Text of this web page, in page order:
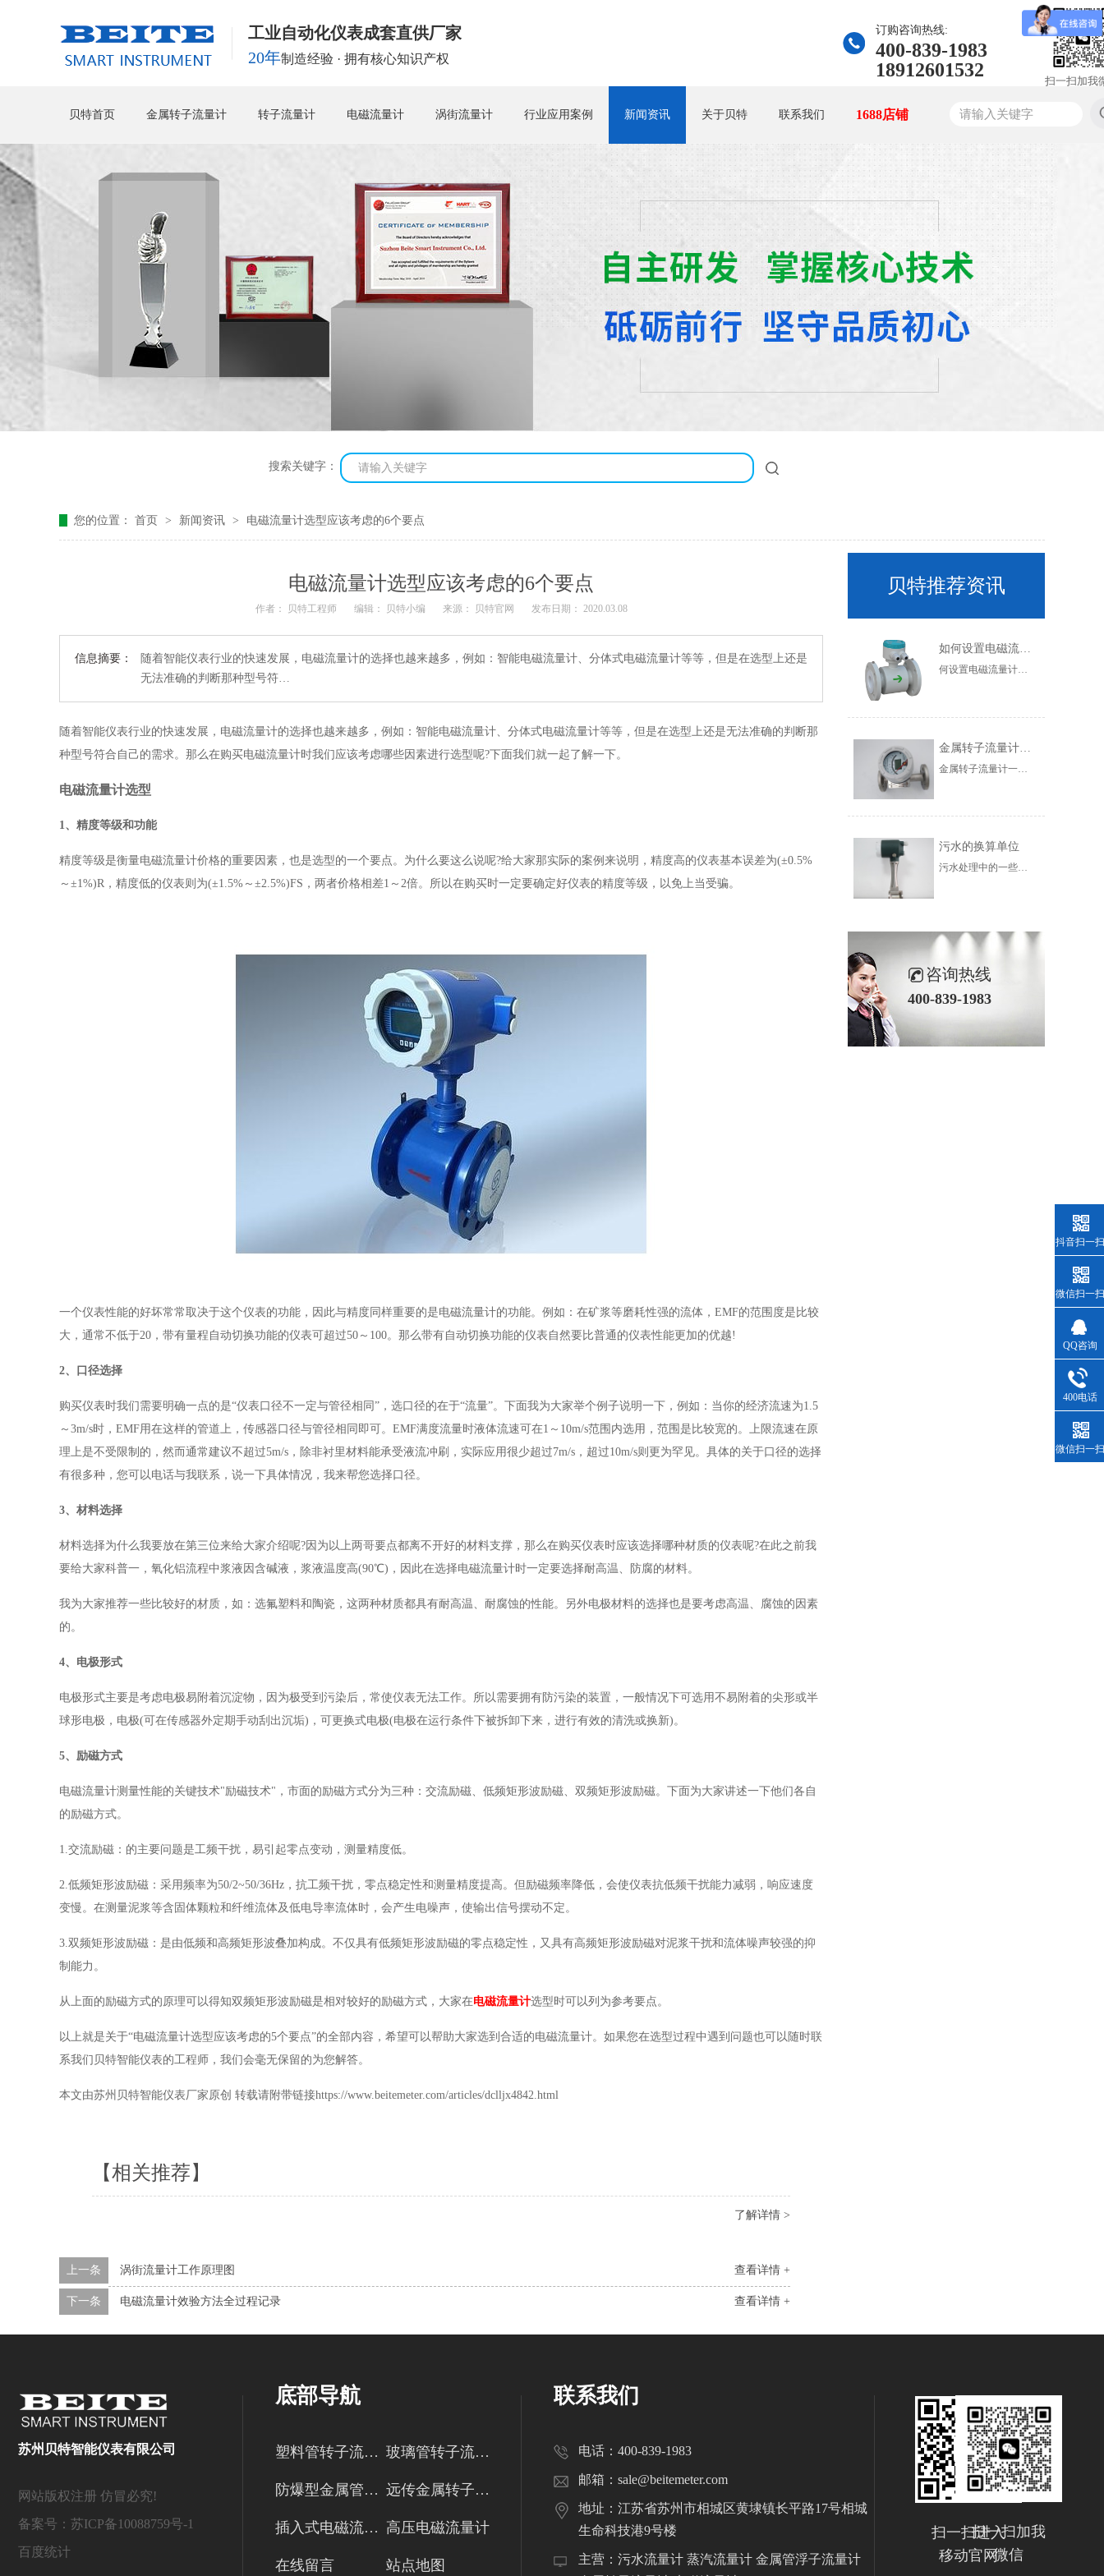
工业自动化仪表成套直供厂家
20年制造经验 · 拥有核心知识产权
扫一扫加我
订购咨询热线:
400-839-1983
18912601532
贝特首页 金属转子流量计 转子流量计 电磁流量计 涡街流量计 行业应用案例 新闻资讯 关于贝特 联系我们 1688店铺
搜索关键字：
您的位置： 首页 > 新闻资讯 > 电磁流量计选型应该考虑的6个要点
电磁流量计选型应该考虑的6个要点
作者： 贝特工程师 编辑： 贝特小编 来源： 贝特官网 发布日期： 2020.03.08
信息摘要：
随着智能仪表行业的快速发展，电磁流量计的选择也越来越多，例如：智能电磁流量计、分体式电磁流量计等等，但是在选型上还是
无法准确的判断那种型号符…
随着智能仪表行业的快速发展，电磁流量计的选择也越来越多，例如：智能电磁流量计、分体式电磁流量计等等，但是在选型上还是无法准确的判断那
种型号符合自己的需求。那么在购买电磁流量计时我们应该考虑哪些因素进行选型呢?下面我们就一起了解一下。
电磁流量计选型
1、精度等级和功能
精度等级是衡量电磁流量计价格的重要因素，也是选型的一个要点。为什么要这么说呢?给大家那实际的案例来说明，精度高的仪表基本误差为(±0.5%
～±1%)R，精度低的仪表则为(±1.5%～±2.5%)FS，两者价格相差1～2倍。所以在购买时一定要确定好仪表的精度等级，以免上当受骗。
一个仪表性能的好坏常常取决于这个仪表的功能，因此与精度同样重要的是电磁流量计的功能。例如：在矿浆等磨耗性强的流体，EMF的范围度是比较
大，通常不低于20，带有量程自动切换功能的仪表可超过50～100。那么带有自动切换功能的仪表自然要比普通的仪表性能更加的优越!
2、口径选择
购买仪表时我们需要明确一点的是“仪表口径不一定与管径相同”，选口径的在于“流量”。下面我为大家举个例子说明一下，例如：当你的经济流速为1.5
～3m/s时，EMF用在这样的管道上，传感器口径与管径相同即可。EMF满度流量时液体流速可在1～10m/s范围内选用，范围是比较宽的。上限流速在原
理上是不受限制的，然而通常建议不超过5m/s，除非衬里材料能承受液流冲刷，实际应用很少超过7m/s，超过10m/s则更为罕见。具体的关于口径的选择
有很多种，您可以电话与我联系，说一下具体情况，我来帮您选择口径。
3、材料选择
材料选择为什么我要放在第三位来给大家介绍呢?因为以上两哥要点都离不开好的材料支撑，那么在购买仪表时应该选择哪种材质的仪表呢?在此之前我
要给大家科普一，氧化铝流程中浆液因含碱液，浆液温度高(90℃)，因此在选择电磁流量计时一定要选择耐高温、防腐的材料。
我为大家推荐一些比较好的材质，如：选氟塑料和陶瓷，这两种材质都具有耐高温、耐腐蚀的性能。另外电极材料的选择也是要考虑高温、腐蚀的因素
的。
4、电极形式
电极形式主要是考虑电极易附着沉淀物，因为极受到污染后，常使仪表无法工作。所以需要拥有防污染的装置，一般情况下可选用不易附着的尖形或半
球形电极，电极(可在传感器外定期手动刮出沉垢)，可更换式电极(电极在运行条件下被拆卸下来，进行有效的清洗或换新)。
5、励磁方式
电磁流量计测量性能的关键技术"励磁技术"，市面的励磁方式分为三种：交流励磁、低频矩形波励磁、双频矩形波励磁。下面为大家讲述一下他们各自
的励磁方式。
1.交流励磁：的主要问题是工频干扰，易引起零点变动，测量精度低。
2.低频矩形波励磁：采用频率为50/2~50/36Hz，抗工频干扰，零点稳定性和测量精度提高。但励磁频率降低，会使仪表抗低频干扰能力减弱，响应速度
变慢。在测量泥浆等含固体颗粒和纤维流体及低电导率流体时，会产生电噪声，使输出信号摆动不定。
3.双频矩形波励磁：是由低频和高频矩形波叠加构成。不仅具有低频矩形波励磁的零点稳定性，又具有高频矩形波励磁对泥浆干扰和流体噪声较强的抑
制能力。
从上面的励磁方式的原理可以得知双频矩形波励磁是相对较好的励磁方式，大家在电磁流量计选型时可以列为参考要点。
以上就是关于“电磁流量计选型应该考虑的5个要点”的全部内容，希望可以帮助大家选到合适的电磁流量计。如果您在选型过程中遇到问题也可以随时联
系我们贝特智能仪表的工程师，我们会毫无保留的为您解答。
本文由苏州贝特智能仪表厂家原创 转载请附带链接https://www.beitemeter.com/articles/dclljx4842.html
【相关推荐】
了解详情 >
查看详情 +
上一条 涡街流量计工作原理图
查看详情 +
下一条 电磁流量计效验方法全过程记录
贝特推荐资讯
如何设置电磁流量计的参数？
何设置电磁流量计的参数？通常需要设置电磁流量计的参数，但很多人不知道如何设置电磁流量计的参数。现在让我们简要介绍一下如何设置电磁流量计的参数。一般参数设置在一定范围内，不同厂家有一定差异，以产品说明书为准，电磁流量计传感器实时测量流体电阻值。管道是否处于全管状态，因此空管测量值为连续值。虽然不同的流体有不同的电阻值来确定流量计管道是否处于全管状态，但它是空管测量值的连续值。虽然不同的流体有不同的电阻值，但只要流体处于满管状态，其电阻值就是稳定的
污水的换算单位
污水处理中的一些计算并不是非常复杂和相对简单，但是烦人的是单位的转换和十六进制的变化。在介绍水处理计算之前，我们首先对污水处理中的单元进行介绍。在未来的计算中，需要对使用单位进行大量的转换，因此非常有必要彻底了解水处理中的单位
咨询热线
400-839-1983
苏州贝特智能仪表有限公司
网站版权注册 仿冒必究!
备案号： 苏ICP备10088759号-1
百度统计
底部导航
塑料管转子流量计 玻璃管转子流量计
防爆型金属管转子流量计 远传金属转子流量计
插入式电磁流量计 高压电磁流量计
在线留言 站点地图
联系我们
电话：400-839-1983
邮箱：sale@beitemeter.com
地址：江苏省苏州市相城区黄埭镇长平路17号相城
生命科技港9号楼
主营：污水流量计 蒸汽流量计 金属管浮子流量计
扫一扫进入
移动官网
扫一扫加我
微信
抖音扫一扫
微信扫一扫
QQ咨询
400电话
微信扫一扫